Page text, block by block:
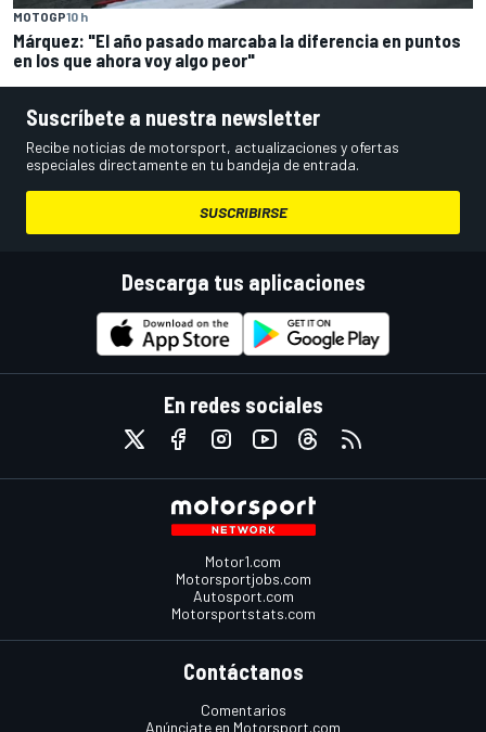
MOTOGP10 h
Márquez: "El año pasado marcaba la diferencia en puntos
en los que ahora voy algo peor"
Suscríbete a nuestra newsletter
Recibe noticias de motorsport, actualizaciones y ofertas
especiales directamente en tu bandeja de entrada.
SUSCRIBIRSE
Descarga tus aplicaciones
En redes sociales
Motor1.com
Motorsportjobs.com
Autosport.com
Motorsportstats.com
Contáctanos
Comentarios
Anúnciate en Motorsport.com